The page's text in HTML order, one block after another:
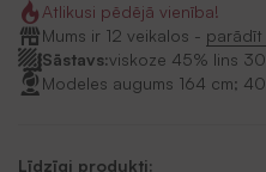
Atlikusi pēdējā vienība!
Mums ir 12 veikalos - parādīt
Sāstavs:viskoze 45% lins
Modeles augums 164 cm;
Līdzīgi produkti: